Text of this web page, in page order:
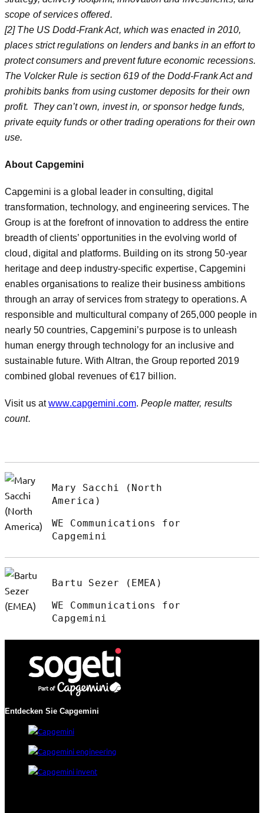
scope of services offered.
[2] The US Dodd-Frank Act, which was enacted in 2010,
places strict regulations on lenders and banks in an effort to
protect consumers and prevent future economic recessions.
The Volcker Rule is section 619 of the Dodd-Frank Act and
prohibits banks from using customer deposits for their own
profit. They can’t own, invest in, or sponsor hedge funds,
private equity funds or other trading operations for their own
use.
About Capgemini
Capgemini is a global leader in consulting, digital
transformation, technology, and engineering services. The
Group is at the forefront of innovation to address the entire
breadth of clients’ opportunities in the evolving world of
cloud, digital and platforms. Building on its strong 50-year
heritage and deep industry-specific expertise, Capgemini
enables organisations to realize their business ambitions
through an array of services from strategy to operations. A
responsible and multicultural company of 265,000 people in
nearly 50 countries, Capgemini’s purpose is to unleash
human energy through technology for an inclusive and
sustainable future. With Altran, the Group reported 2019
combined global revenues of €17 billion.
Visit us atwww.capgemini.com.People matter, results
count.
Mary Sacchi (North
America)
WE Communications for
Capgemini
Bartu Sezer (EMEA)
WE Communications for
Capgemini
Entdecken Sie Capgemini